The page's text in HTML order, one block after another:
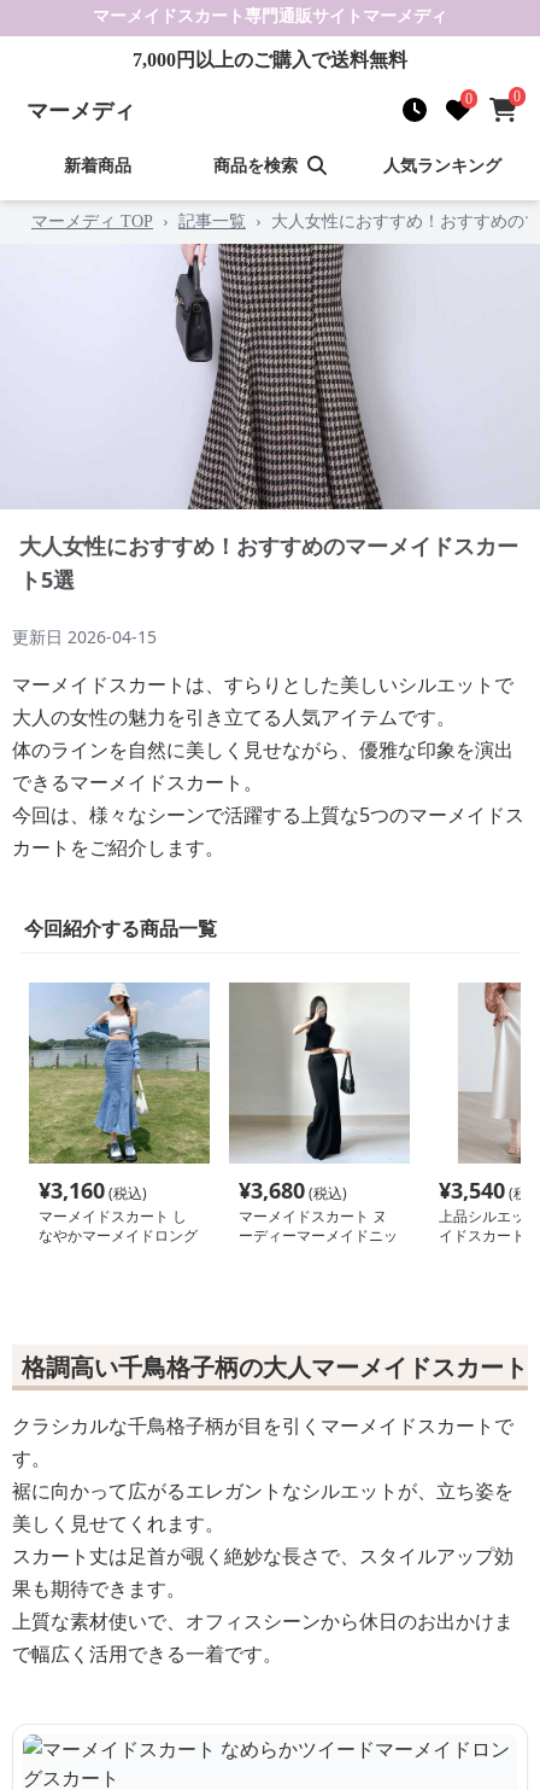
マーメイドスカート 専門通販サイト マーメディ
7,000円以上のご購入で送料無料
マーメディ 0 0
新着商品 商品を検索 人気ランキング
マーメディ TOP › 記事一覧 › 大人女性におすすめ！おすすめの
大人女性におすすめ！おすすめのマーメイドスカー
ト5選
更新日 2026-04-15
マーメイドスカートは、すらりとした美しいシルエットで
大人の女性の魅力を引き立てる人気アイテムです。
体のラインを自然に美しく見せながら、優雅な印象を演出
できるマーメイドスカート。
今回は、様々なシーンで活躍する上質な5つのマーメイドス
カートをご紹介します。
今回紹介する商品一覧
¥3,160(税込)
マーメイドスカート し
なやかマーメイドロング
¥3,680(税込)
マーメイドスカート ヌ
ーディーマーメイドニッ
¥3,540(税
上品シルエッ
イドスカート
格調高い千鳥格子柄の大人マーメイドスカート
クラシカルな千鳥格子柄が目を引くマーメイドスカートで
す。
裾に向かって広がるエレガントなシルエットが、立ち姿を
美しく見せてくれます。
スカート丈は足首が覗く絶妙な長さで、スタイルアップ効
果も期待できます。
上質な素材使いで、オフィスシーンから休日のお出かけま
で幅広く活用できる一着です。